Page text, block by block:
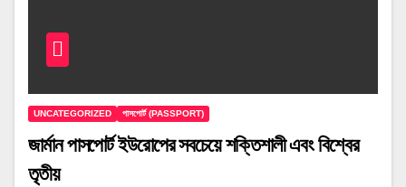
UNCATEGORIZED পাসপোর্ট (PASSPORT)
জার্মান পাসপোর্ট ইউরোপের সবচেয়ে শক্তিশালী এবং বিশ্বের
তৃতীয়